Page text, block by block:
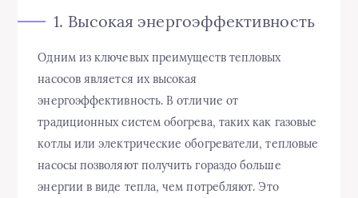
1. Высокая энергоэффективность
Одним из ключевых преимуществ тепловых
насосов является их высокая
энергоэффективность. В отличие от
традиционных систем обогрева, таких как газовые
котлы или электрические обогреватели, тепловые
насосы позволяют получить гораздо больше
энергии в виде тепла, чем потребляют. Это